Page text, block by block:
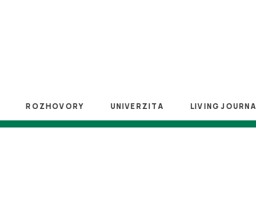
ROZHOVORY UNIVERZITA LIVING